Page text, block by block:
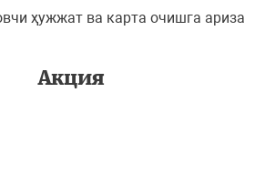
ҳужжат ва карта очишга ариза
Акция